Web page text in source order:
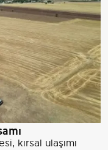
kırsal ulaşımı